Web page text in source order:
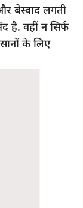
बेस्‍वाद लगती
है. वहीं न सिर्फ
के लिए